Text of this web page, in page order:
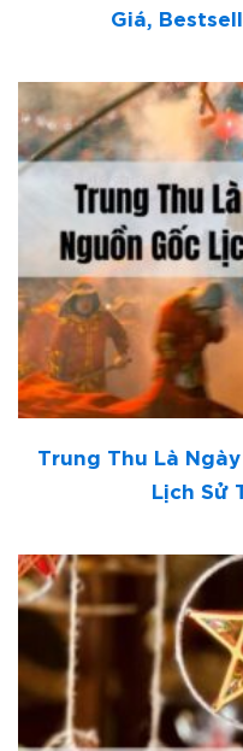
Giá,
Trung Thu Là
Lịch Sử